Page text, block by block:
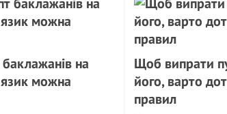
на
можна
Щоб випрати
його, варто
правил